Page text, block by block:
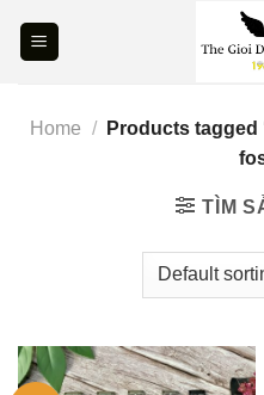
Home /
Products
TÌM